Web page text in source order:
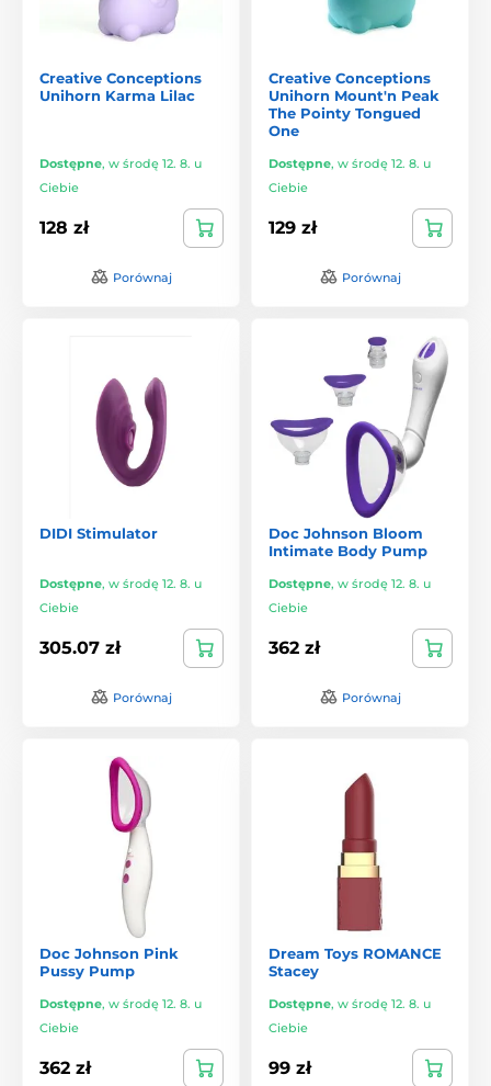
Creative Conceptions
Unihorn Karma Lilac
Dostępne, w środę 12. 8. u
Ciebie
128 zł
Porównaj
Creative Conceptions
Unihorn Mount'n Peak
The Pointy Tongued
One
Dostępne, w środę 12. 8. u
Ciebie
129 zł
Porównaj
DIDI Stimulator
Dostępne, w środę 12. 8. u
Ciebie
305.07 zł
Porównaj
Doc Johnson Bloom
Intimate Body Pump
Dostępne, w środę 12. 8. u
Ciebie
362 zł
Porównaj
Doc Johnson Pink
Pussy Pump
Dostępne, w środę 12. 8. u
Ciebie
362 zł
Dream Toys ROMANCE
Stacey
Dostępne, w środę 12. 8. u
Ciebie
99 zł